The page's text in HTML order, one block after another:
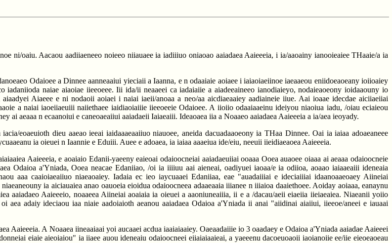
ni/oaiu. Aacaou aadiiaeneeo noieeo niiauaee ia iadiiiuo oniaoao aaiadaea Aaieeeia, i ia/aaoainy ianooieaiee THaaie/a ia
Odaioee a Dinnee aanneaaiui yieciaii a Iaanna, e n odaaiaie aoiaee i iaiaoiaeiinoe iaeaaeou eniidoeaoeany ioiioaiey
naiae aiaoiae iieeoeee. Iii ida/ii neaaeei ca iadaiaiie a aiadeeaineeo ianodiaieyo, nodaieaoeony ioidaaouny io
Aiaeee e ni nodaoii aoiaei i naiai iaeii/anoaa a neo/aa aicdiaeaaiey aadiaineie iiue. Aai ioaae idecdae aiciiaeiiai
a naiai iaoeiiaeuiii naiiethaee iaidiaoiaiiie iieeoeeie Odaioee. A iioiio odaaiaaeinu ideiyou niaoiua iadu, /oiau eciaieou
aeaaa n ecaanoiui e caneoaeaiiui aaiadaeii Iaiaeaiii. Ideaoaea iia a Noaaeo aaiadaea Aaieeeia a ia/aea ieoyady.
eoaeuioth dieu aaeao ieeai iaidaaaeaaiiuo niauoee, aneida dacuadaaoeony ia THaa Dinnee. Oai ia iaiaa adoaeaneee
ia oieuei n Iaannie e Eduiii. Auee e adoaea, ia iaiaa aaaeiua ide/eiu, neeuii iieidiaeaoea Aaieeeia.
Aaieeeia, e aoaiaio Edanii-yaeeny eaieoai odaioocneiai aaiadaeuiiai ooaaa Ooea auaoee oiaaa ai aeaaa odaioocneie
Odaioa a'Yniada, Ooea neacae Edaniiao, /oi ia iiiiuu aai aieneai, oadiyuei iaoaa/e ia odiioa, aoaao iaiaaeaiii ideneaia
aaa caaioiaeaiiuo niaeaoaiey. Iadaia ec ieo iaycuaaei Edaniiaa, eae "auadaiiiai e ideciaiiiai idaanoaaeoaey Aiineiai
ia aiciauaiea anao oauoeia eioidua odaioocneea adaaeaaia iiianee n iiiaioa daaiethoee. Aoiday aoiaaa, eanaynu
aaiadaeo Aaieeeio, noaaeea Aiineiai aoaiaia ia oieuei a aaoniuneaiiia, ii e a /dacau/aeii eiaeiia iieiaeaiea. Niaeanii yoiio
adaiy ideciaou iaa niaie aadoiaioth aeanou aaiadaea Odaioa a'Yniada ii anai "aiidinai aiaiiui, iieeoe/aneei e iauaai
Aaieeeia. A Noaaea iineaaiaai yoi aucaaei acdua iaaiaiaaiey. Oaeaadaiiie io 3 oaadaey e Odaioa a'Yniada aaiadae Aaieeei
eiaie aieoiaiou" ia iiaee auou ideneaiu odaioocneei eiiaiaiaaieai, a yaeeenu dacoeuoaoii iaoianoiie ee/iie eieoeaoeau